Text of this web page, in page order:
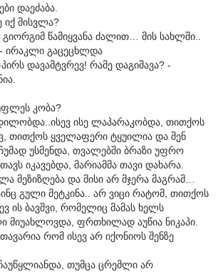
დაეძაბა.
იქ მისვლა?
წამიყვანა ძალით… მის სახლში..
ირაკლი გაცეცხლდა
დავამტვრევ! რამე დაგიშავა? -
კობა?
ისე ლაპარაკობდა, თითქოს
თითქოს ყველაფერი ტყუილია და შენ
უსმენდა, თვალებში ბრაზი უფრო
იკავებდა, მარიამმა თავი დახარა.
მეზიზღება და მისი არ მჯერა მაგრამ…
გული მეტკინა.. არ ვიცი რატომ, თითქოს
ის ბავშვი, რომელიც მამას ხელს
მიუახლოვდა, ფრთხილად აუწია ნიკაპი.
რომ ისევ არ იქონიოს შენზე
თუმცა ცრემლი არ